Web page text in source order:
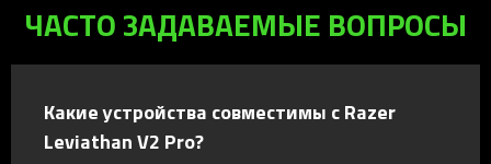
ЧАСТО ЗАДАВАЕМЫЕ ВОПРОСЫ
Какие устройства совместимы с Razer
Leviathan V2 Pro?